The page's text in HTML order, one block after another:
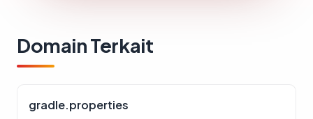
Domain Terkait
gradle.properties